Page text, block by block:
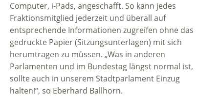
Computer, i-Pads, angeschafft. So kann jedes
Fraktionsmitglied jederzeit und überall auf
entsprechende Informationen zugreifen ohne das
gedruckte Papier (Sitzungsunterlagen) mit sich
herumtragen zu müssen. „Was in anderen
Parlamenten und im Bundestag längst normal ist,
sollte auch in unserem Stadtparlament Einzug
halten!“, so Eberhard Ballhorn.